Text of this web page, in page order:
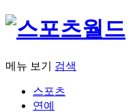
메뉴 보기 검색
스포츠
연예